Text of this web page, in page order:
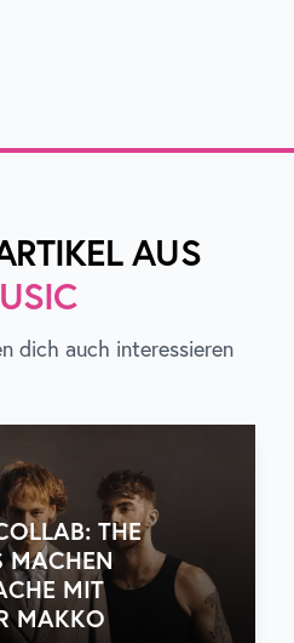
AUS
dich auch interessieren
THE
MACHEN
MIT
MAKKO